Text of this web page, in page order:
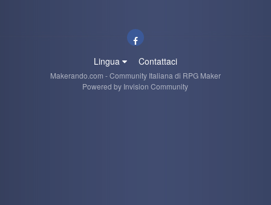
Lingua Contattaci
Makerando.com - Community Italiana di RPG Maker
Powered by Invision Community